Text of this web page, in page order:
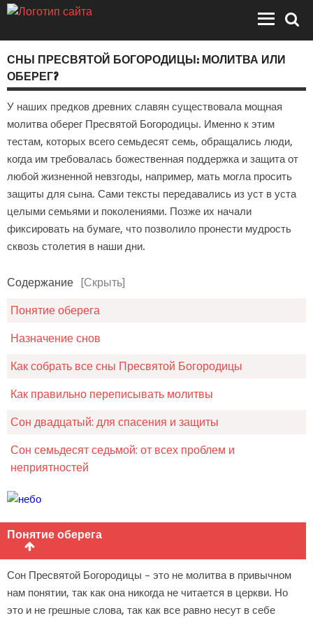
СНЫ ПРЕСВЯТОЙ БОГОРОДИЦЫ: МОЛИТВА ИЛИ
ОБЕРЕГ?
У наших предков древних славян существовала мощная
молитва оберег Пресвятой Богородицы. Именно к этим
тестам, которых всего семьдесят семь, обращались люди,
когда им требовалась божественная поддержка и защита от
любой жизненной невзгоды, например, мать могла просить
защиты для сына. Сами тексты передавались из уст в уста
целыми семьями и поколениями. Позже их начали
фиксировать на бумаге, что позволило пронести мудрость
сквозь столетия в наши дни.
Содержание [Скрыть]
Понятие оберега
Назначение снов
Как собрать все сны Пресвятой Богородицы
Как правильно переписывать молитвы
Сон двадцатый: для спасения и защиты
Сон семьдесят седьмой: от всех проблем и
неприятностей
Понятие оберега
Сон Пресвятой Богородицы – это не молитва в привычном
нам понятии, так как она никогда не читается в церкви. Но
это и не грешные слова, так как все равно несут в себе